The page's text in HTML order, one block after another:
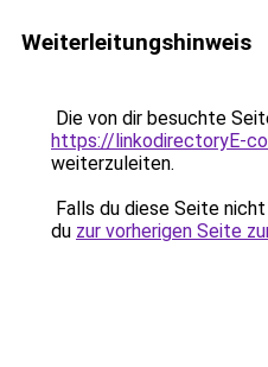
Weiterleitungshinweis
Die von dir besuchte
https://linkodirectoryE-
weiterzuleiten.
Falls du diese Seite
du zur vorherigen Seite